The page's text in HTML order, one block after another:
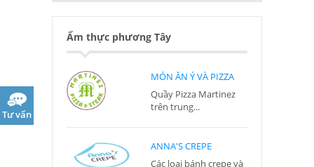
Ẩm thực phương Tây
MÓN ĂN Ý VÀ PIZZA
Quầy Pizza Martinez
trên trung...
ANNA'S CREPE
Các loại bánh crepe và
Tư vấn